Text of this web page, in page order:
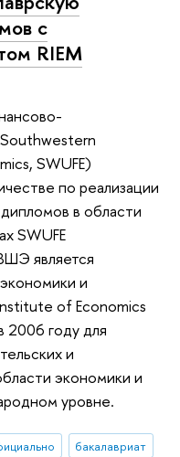
с
RIEM
SWUFE)
по реализации
в области
SWUFE
является
и
of Economics
2006 году для
и
экономики и
уровне.
бакалавриат